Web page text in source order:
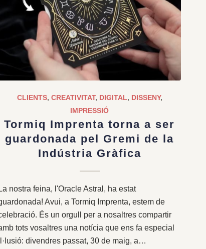
CLIENTS, CREATIVITAT, DIGITAL, DISSENY,
IMPRESSIÓ
Tormiq Imprenta torna a ser
guardonada pel Gremi de la
Indústria Gràfica
La nostra feina, l'Oracle Astral, ha estat
Avui, a Tormiq Imprenta, estem de
És un orgull per a nosaltres compartir
tots vosaltres una notícia que ens fa especial
divendres passat, 30 de maig, a…